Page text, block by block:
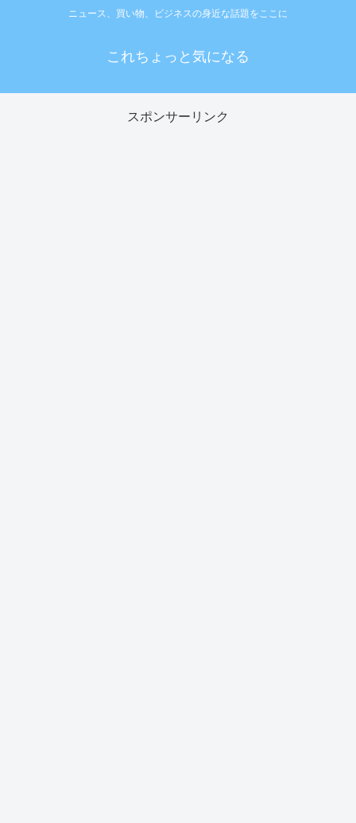
ニュース、買い物、ビジネスの身近な話題をここに
これちょっと気になる
スポンサーリンク